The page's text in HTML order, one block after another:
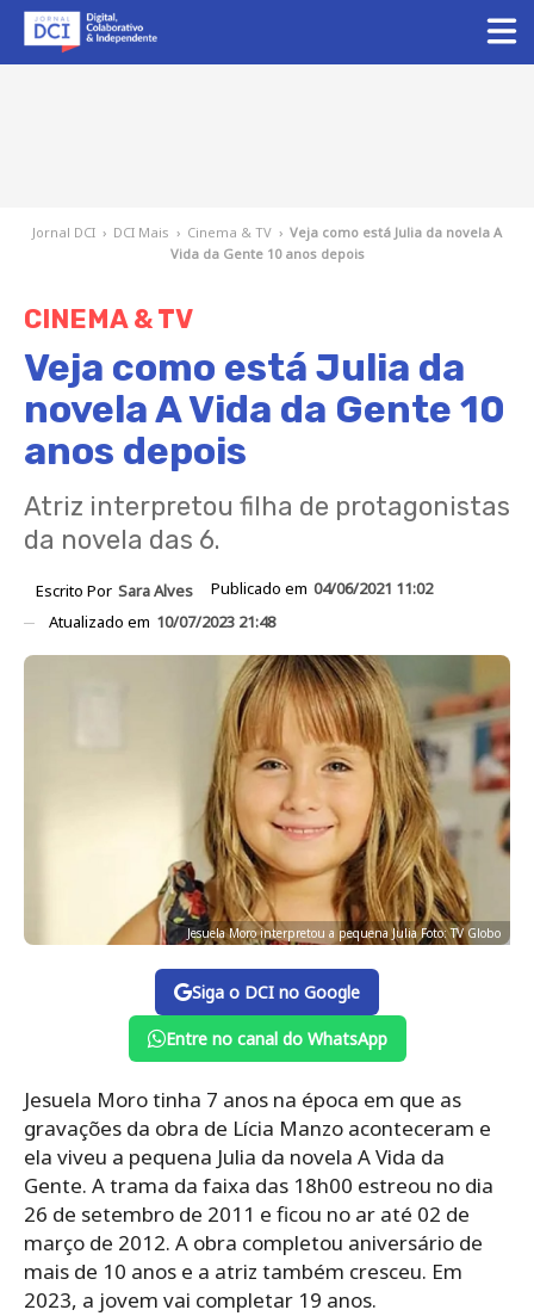
Jornal DCI › DCI Mais › Cinema & TV › Veja como está Julia da novela A
Vida da Gente 10 anos depois
CINEMA & TV
Veja como está Julia da
novela A Vida da Gente 10
anos depois
Atriz interpretou filha de protagonistas
da novela das 6.
Escrito Por Sara Alves Publicado em 04/06/2021 11:02
Atualizado em 10/07/2023 21:48
Jesuela Moro interpretou a pequena Julia Foto: TV Globo
Siga o DCI no Google
Entre no canal do WhatsApp
Jesuela Moro tinha 7 anos na época em que as
gravações da obra de Lícia Manzo aconteceram e
ela viveu a pequena Julia da novela A Vida da
Gente. A trama da faixa das 18h00 estreou no dia
26 de setembro de 2011 e ficou no ar até 02 de
março de 2012. A obra completou aniversário de
mais de 10 anos e a atriz também cresceu. Em
2023, a jovem vai completar 19 anos.